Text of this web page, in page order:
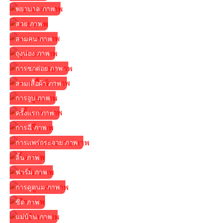
พยาบาล ภาพ
สวย ภาพ
สามคน ภาพ
ถุงน่อง ภาพ
การชกต่อย ภาพ
สวมเสื้อผ้า ภาพ
การจูบ ภาพ
ครั้งแรก ภาพ
การฉี่ ภาพ
การแพร่กระจาย ภาพ
ลิ้น ภาพ
ฟาร์ม ภาพ
การดูดนม ภาพ
ซีด ภาพ
แม่บ้าน ภาพ